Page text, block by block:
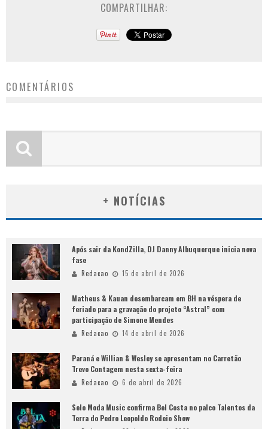
COMPARTILHAR:
COMENTÁRIOS
+ NOTÍCIAS
Após sair da KondZilla, DJ Danny Albuquerque inicia nova
fase
Redacao 15 de abril de 2026
Matheus & Kauan desembarcam em BH na véspera de
feriado para a gravação do projeto “Astral” com
participação de Simone Mendes
Redacao 14 de abril de 2026
Paraná e Willian & Wesley se apresentam no Carretão
Trevo Contagem nesta sexta-feira
Redacao 6 de abril de 2026
Selo Moda Music confirma Bel Costa no palco Talentos da
Terra do Pedro Leopoldo Rodeio Show